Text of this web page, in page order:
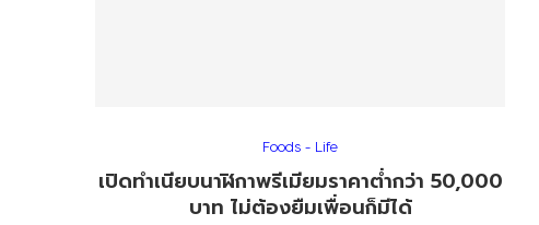
Foods - Life
เปิดทำเนียบนาฬิกาพรีเมียมราคาต่ำกว่า 50,000
บาท ไม่ต้องยืมเพื่อนก็มีได้